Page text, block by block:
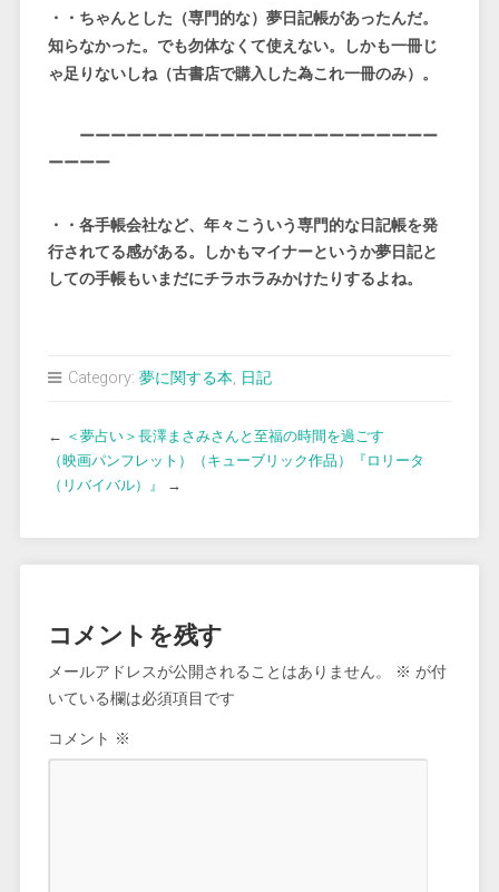
・・ちゃんとした（専門的な）夢日記帳があったんだ。
知らなかった。でも勿体なくて使えない。しかも一冊じ
ゃ足りないしね（古書店で購入した為これ一冊のみ）。
ーーーーーーーーーーーーーーーーーーーーーーー
ーーーー
・・各手帳会社など、年々こういう専門的な日記帳を発
行されてる感がある。しかもマイナーというか夢日記と
しての手帳もいまだにチラホラみかけたりするよね。
Category: 夢に関する本, 日記
← ＜夢占い＞長澤まさみさんと至福の時間を過ごす
（映画パンフレット）（キューブリック作品）『ロリータ
（リバイバル）』
→
コメントを残す
メールアドレスが公開されることはありません。 ※ が付
いている欄は必須項目です
コメント ※